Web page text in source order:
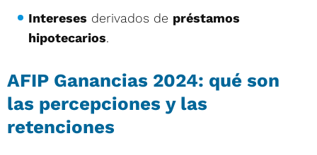
Intereses derivados de préstamos
hipotecarios.
AFIP Ganancias 2024: qué son
las percepciones y las
retenciones